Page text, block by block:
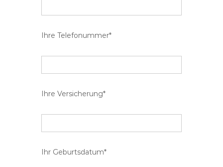
Ihre Telefonummer*
Ihre Versicherung*
Ihr Geburtsdatum*